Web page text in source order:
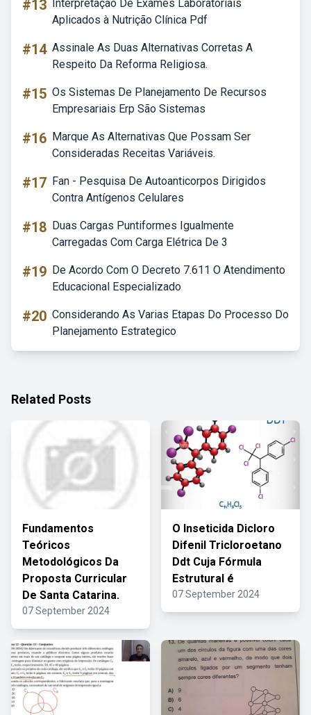
#13 Interpretação De Exames Laboratoriais
Aplicados à Nutrição Clínica Pdf
#14 Assinale As Duas Alternativas Corretas A
Respeito Da Reforma Religiosa.
#15 Os Sistemas De Planejamento De Recursos
Empresariais Erp São Sistemas
#16 Marque As Alternativas Que Possam Ser
Consideradas Receitas Variáveis.
#17 Fan - Pesquisa De Autoanticorpos Dirigidos
Contra Antígenos Celulares
#18 Duas Cargas Puntiformes Igualmente
Carregadas Com Carga Elétrica De 3
#19 De Acordo Com O Decreto 7.611 O Atendimento
Educacional Especializado
#20 Considerando As Varias Etapas Do Processo Do
Planejamento Estrategico
Related Posts
Fundamentos
Teóricos
Metodológicos Da
Proposta Curricular
De Santa Catarina.
07 September 2024
O Inseticida Dicloro
Difenil Tricloroetano
Ddt Cuja Fórmula
Estrutural é
07 September 2024